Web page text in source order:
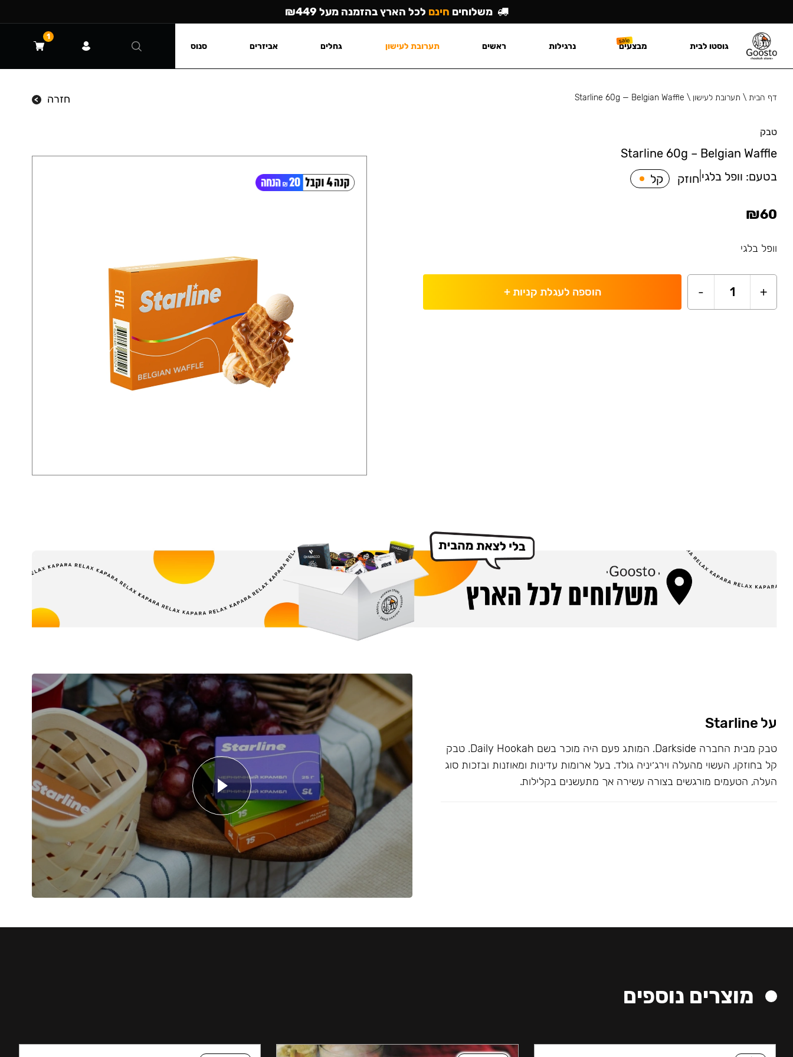
דף הבית\ תערובת לעישון \
Starline 60g — Belgian Waffle חזרה
טבק
Starline 60g – Belgian Waffle
בטעם: וופל בלגי חוזק קל
₪60
וופל בלגי
+
1
- הוספה לעגלת קניות+
על Starline
טבק מבית החברה Darkside. המותג פעם היה מוכר בשם Daily Hookah. טבק
קל בחוזקו, העשוי מהעלה וירג׳יניה גולד. בעל ארומות עדינות ומאוזנות ובזכות סוג
העלה, הטעמים מורגשים בצורה עשירה אך מתעשנים בקלילות.
מוצרים נוספים
משלוחים חינם לכל הארץ בהזמנה מעל ₪449
גוסטו לבית מבצעים נרגילות ראשים תערובת לעישון גחלים אביזרים סנוס
1